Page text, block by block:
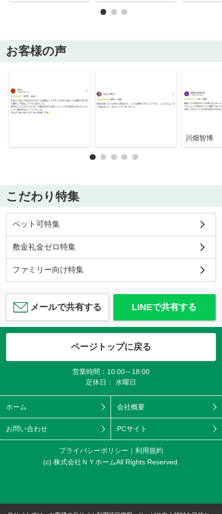
お客様の声
川畑智博
こだわり特集
ペット可特集
敷金礼金ゼロ特集
ファミリー向け特集
メールで共有する LINEで共有する
ページトップに戻る
営業時間：10:00～18:00
定休日： 水曜日
ホーム 会社概要
お問い合わせ PCサイト
プライバシーポリシー
利用規約
(c) 株式会社ＮＹホームAll Rights Reserved.